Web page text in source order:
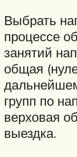
Выбрать
процессе
занятий
общая
групп по
верховая
выездка.